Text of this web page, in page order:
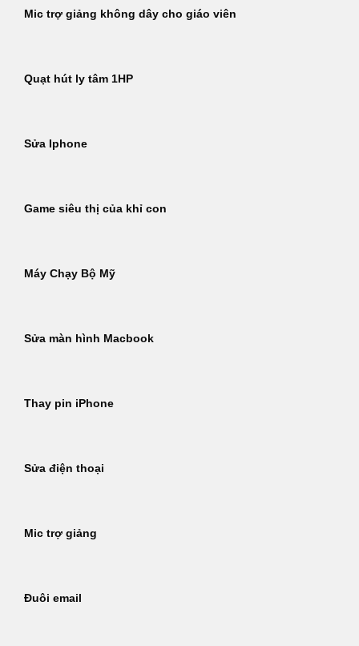
Mic trợ giảng không dây cho giáo viên
Quạt hút ly tâm 1HP
Sửa Iphone
Game siêu thị của khỉ con
Máy Chạy Bộ Mỹ
Sửa màn hình Macbook
Thay pin iPhone
Sửa điện thoại
Mic trợ giảng
Đuôi email